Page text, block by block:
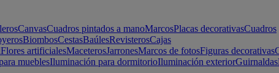
CanvasCuadros pintados a manoMarcosPlacas decorativasCuadros
BiombosCestasBaúlesRevisterosCajas
Flores artificialesMaceterosJarronesMarcos de fotosFiguras decorativas
mueblesIluminación para dormitorioIluminación exteriorGuirnaldas